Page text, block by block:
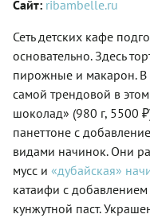
Сайт: ribambelle.ru
Сеть детских кафе
основательно. Здесь
пирожные и макарон. В
самой трендовой в
шоколад» (980 г, 5500
панеттоне с
видами начинок. Они
мусс и «дубайская»
катаифи с
кунжутной паст.